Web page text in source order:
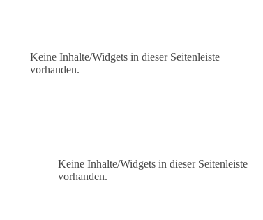
Keine Inhalte/Widgets in dieser Seitenleiste
vorhanden.
Keine Inhalte/Widgets in dieser Seitenleiste
vorhanden.